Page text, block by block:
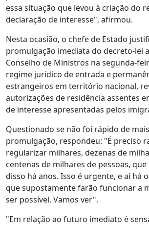
essa situação que levou à criação do
declaração de interesse", afirmou.
Nesta ocasião, o chefe de Estado
promulgação imediata do decreto-lei
Conselho de Ministros na segunda-
regime jurídico de entrada e
estrangeiros em território nacional,
autorizações de residência assentes
de interesse apresentadas pelos
Questionado se não foi rápido de
promulgação, respondeu: "É preciso
regularizar milhares, dezenas de
centenas de milhares de pessoas,
disso há anos. Isso é urgente, e aí há
que supostamente farão funcionar a
ser possível. Vamos ver".
"Em relação ao futuro imediato é